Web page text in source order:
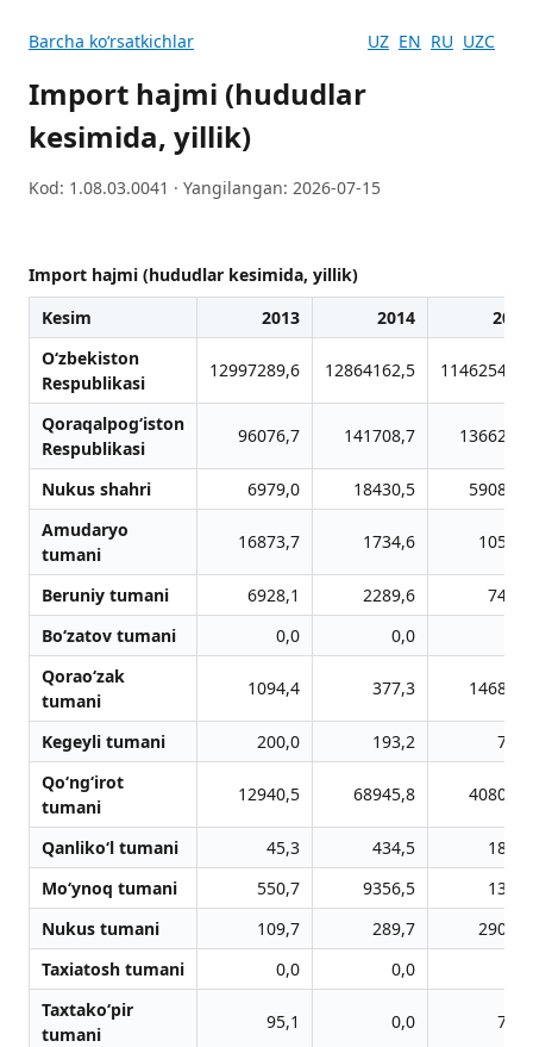
Barcha koʻrsatkichlar UZ EN RU UZC
Import hajmi (hududlar
kesimida, yillik)
Kod: 1.08.03.0041 · Yangilangan: 2026-07-15
Import hajmi (hududlar kesimida, yillik)
Kesim
2013 2014
2015
O‘zbekiston
Respublikasi
12997289,6 12864162,5 11462540,0
Qoraqalpog‘iston
Respublikasi
96076,7 141708,7 136626,7
Nukus shahri 6979,0 18430,5
59085,7
Amudaryo
tumani
16873,7 1734,6 1052,2
Beruniy tumani 6928,1 2289,6
742,6
Bo‘zatov tumani
0,0 0,0
Qorao‘zak
tumani
1094,4 377,3 14684,8
Kegeyli tumani 200,0 193,2
78,5
Qo‘ng‘irot
tumani
12940,5 68945,8 40800,7
Qanliko‘l tumani 45,3 434,5
183,3
Mo‘ynoq tumani
550,7 9356,5
134,6
Nukus tumani
109,7 289,7
2901,0
Taxiatosh tumani
0,0 0,0
Taxtako‘pir
tumani
95,1 0,0 76,4